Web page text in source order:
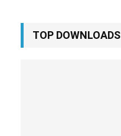
TOP DOWNLOADS